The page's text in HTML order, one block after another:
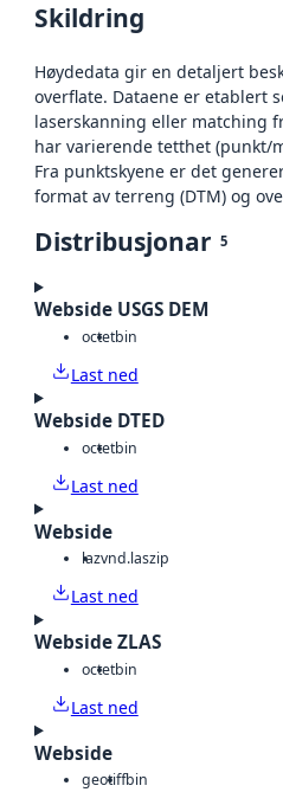
Skildring
Høydedata gir en detaljert
overflate. Dataene er etablert
laserskanning eller matching
har varierende tetthet (punkt/
Fra punktskyene er det
format av terreng (DTM) og
Distribusjonar 5
Webside USGS DEM
octetbin
Last ned
Webside DTED
octetbin
Last ned
Webside
lazvnd.laszip
Last ned
Webside ZLAS
octetbin
Last ned
Webside
geotiffbin